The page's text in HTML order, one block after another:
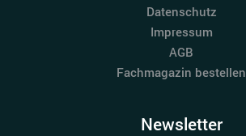
Datenschutz
Impressum
AGB
Fachmagazin bestellen
Newsletter